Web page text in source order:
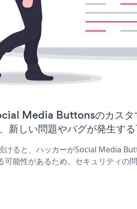
Media Buttonsのカスタ
新しい問題やバグが発生する
けると、ハッカーがSocial Media
可能性があるため、セキュリティの